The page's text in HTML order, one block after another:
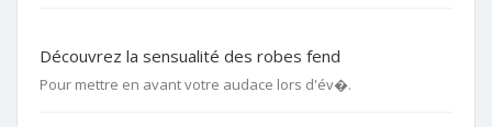
Découvrez la sensualité des robes fend
Pour mettre en avant votre audace lors d'év�.